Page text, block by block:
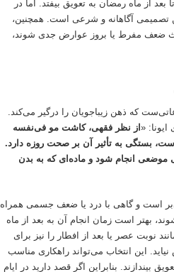
از ماه رمضان به تعویق بیفتد. اما در
تصمیمی آگاهانه و شرعی است. همچنین،
ضعف مفرط یا بروز عوارض جدی شوند،
که ذهن زیباجویان را درگیر می‌کند.
ایونا: « از نظر فقهی، کاشت مو فی‌نفسه
بستگی به تأثیر آن بر صحت روزه دارد.
موضعی انجام شود و ماده‌ای که به بدن
است و گاهی با درد یا ضعف جسمی همراه
بهتر است زمان انجام آن به بعد از ماه
نوبت عصر یا بعد از افطار را نیز برای
این انتخاب می‌تواند راهکاری مناسب
بیندازند. بنابراین اگر قصد دارید در ایام